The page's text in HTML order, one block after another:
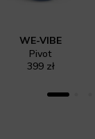
WE-VIBE
Pivot
399 zł